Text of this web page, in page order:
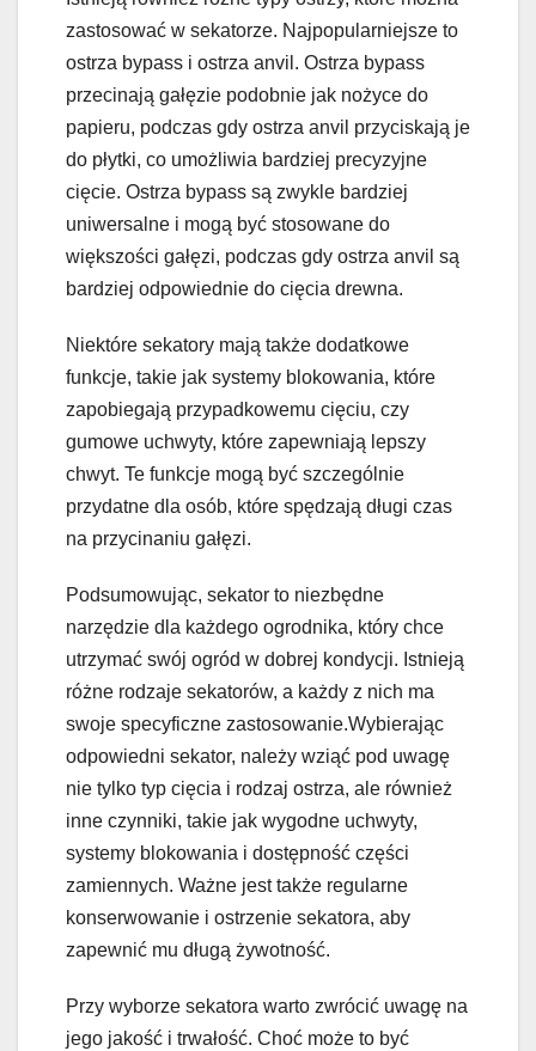
zastosować w sekatorze. Najpopularniejsze to
ostrza bypass i ostrza anvil. Ostrza bypass
przecinają gałęzie podobnie jak nożyce do
papieru, podczas gdy ostrza anvil przyciskają je
do płytki, co umożliwia bardziej precyzyjne
cięcie. Ostrza bypass są zwykle bardziej
uniwersalne i mogą być stosowane do
większości gałęzi, podczas gdy ostrza anvil są
bardziej odpowiednie do cięcia drewna.
Niektóre sekatory mają także dodatkowe
funkcje, takie jak systemy blokowania, które
zapobiegają przypadkowemu cięciu, czy
gumowe uchwyty, które zapewniają lepszy
chwyt. Te funkcje mogą być szczególnie
przydatne dla osób, które spędzają długi czas
na przycinaniu gałęzi.
Podsumowując, sekator to niezbędne
narzędzie dla każdego ogrodnika, który chce
utrzymać swój ogród w dobrej kondycji. Istnieją
różne rodzaje sekatorów, a każdy z nich ma
swoje specyficzne zastosowanie.Wybierając
odpowiedni sekator, należy wziąć pod uwagę
nie tylko typ cięcia i rodzaj ostrza, ale również
inne czynniki, takie jak wygodne uchwyty,
systemy blokowania i dostępność części
zamiennych. Ważne jest także regularne
konserwowanie i ostrzenie sekatora, aby
zapewnić mu długą żywotność.
Przy wyborze sekatora warto zwrócić uwagę na
jego jakość i trwałość. Choć może to być